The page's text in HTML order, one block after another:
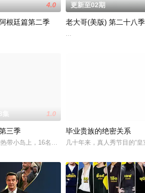
哈里·乔西已经准备好了。在穿越N
4.0
根廷篇第二季
更新至02期
老大哥(美版) 第二十八季
1.0
三季
带小岛上，16名选手必须在恶劣的自然环境中求
毕业贵族的绝密关系
几十年来，真人秀节目的“